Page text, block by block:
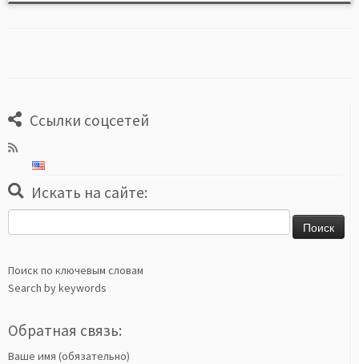
Ссылки соцсетей
Искать на сайте:
Поиск по ключевым словам
Search by keywords
Обратная связь:
Ваше имя (обязательно)